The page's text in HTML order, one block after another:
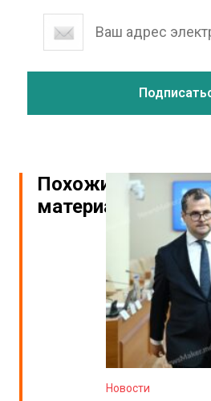
Похожие
материалы
Новости